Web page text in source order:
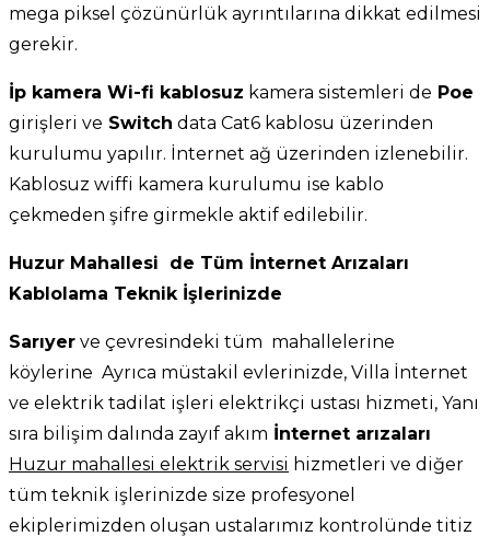
mega piksel çözünürlük ayrıntılarına dikkat edilmesi
gerekir.
İp kamera Wi-fi kablosuz kamera sistemleri de Poe
girişleri ve Switch data Cat6 kablosu üzerinden
kurulumu yapılır. İnternet ağ üzerinden izlenebilir.
Kablosuz wiffi kamera kurulumu ise kablo
çekmeden şifre girmekle aktif edilebilir.
Huzur Mahallesi de Tüm İnternet Arızaları
Kablolama Teknik İşlerinizde
Sarıyer ve çevresindeki tüm mahallelerine
köylerine Ayrıca müstakil evlerinizde, Villa İnternet
ve elektrik tadilat işleri elektrikçi ustası hizmeti, Yanı
sıra bilişim dalında zayıf akım İnternet arızaları
Huzur mahallesi elektrik servisi hizmetleri ve diğer
tüm teknik işlerinizde size profesyonel
ekiplerimizden oluşan ustalarımız kontrolünde titiz